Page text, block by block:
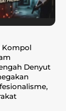
Kompol
Denyut